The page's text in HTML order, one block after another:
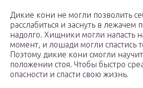
Дикие кони не могли позволить
расслабиться и заснуть в лежачем
надолго. Хищники могли напасть
момент, и лошади могли спастись
Поэтому дикие кони смогли
положении стоя. Чтобы быстро
опасности и спасти свою жизнь.